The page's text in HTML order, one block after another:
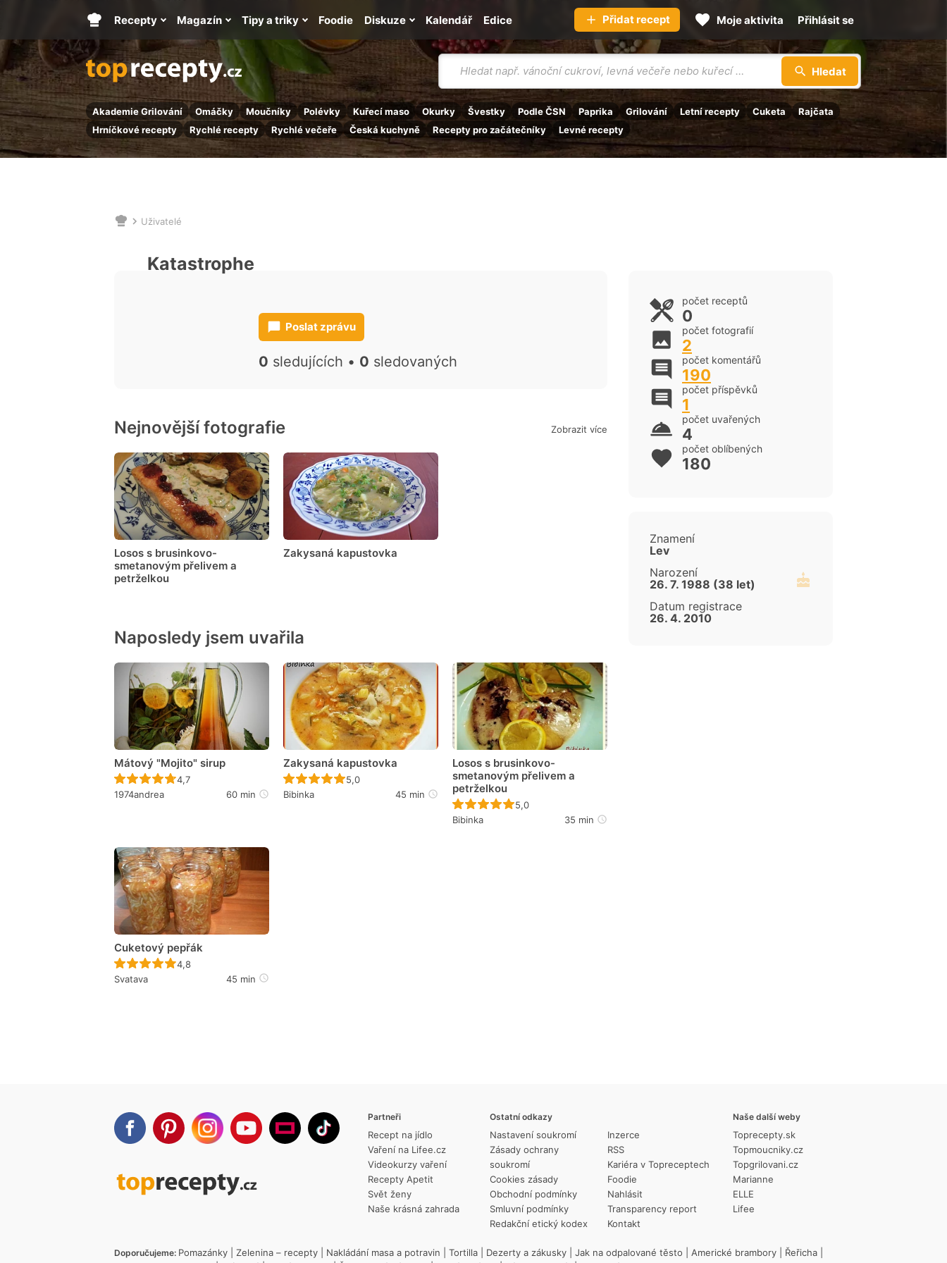
Vyhledávání
Hledat
Akademie Grilování Omáčky Moučníky Polévky Kuřecí maso Okurky Švestky Podle ČSN Paprika Grilování Letní recepty Cuketa
Rajčata
Hrníčkové recepty
Rychlé recepty Rychlé večeře Česká kuchyně Recepty pro začátečníky Levné recepty
Hlavní
stránka
Recepty Magazín Tipy a triky Kalendář
Foodie Diskuze Edice Přidat recept Moje aktivita Přihlásit se
NacházíteUživatelé
Katastrophe
Poslat zprávu
0 sledujících • 0 sledovaných
Nejnovější fotografie Zobrazit více
Losos s brusinkovo-
smetanovým přelivem a
petrželkou
Zakysaná kapustovka
Naposledy jsem uvařila
Mátový "Mojito" sirup
Recept ještě nebyl hodnocen
4,7
1974andrea
60 min
Zakysaná kapustovka
Recept ještě nebyl hodnocen
5,0
Bibinka
45 min
Losos s brusinkovo-
smetanovým přelivem a
petrželkou
Recept ještě nebyl hodnocen
5,0
Bibinka
35 min
Cuketový pepřák
Recept ještě nebyl hodnocen
4,8
Svatava
45 min
počet receptů
0
počet fotografií
2
počet komentářů
190
počet příspěvků
1
počet uvařených
4
počet oblíbených
180
Znamení
Lev
Narození
26. 7. 1988 (38 let)
Datum registrace
26. 4. 2010
Partneři
Recept na jídlo
Vaření na Lifee.cz
Videokurzy vaření
Recepty Apetit
Svět ženy
Naše krásná zahrada
Ostatní odkazy
Nastavení soukromí
Zásady ochrany
soukromí
Cookies zásady
Obchodní podmínky
Smluvní podmínky
Redakční etický kodex
Inzerce
RSS
Kariéra v Topreceptech
Foodie
Nahlásit
Transparency report
Kontakt
Naše další weby
Toprecepty.sk
Topmoucniky.cz
Topgrilovani.cz
Marianne
ELLE
Lifee
Doporučujeme: Pomazánky Zelenina – recepty Nakládání masa a potravin Tortilla Dezerty a zákusky Jak na odpalované těsto Americké brambory Řeřicha